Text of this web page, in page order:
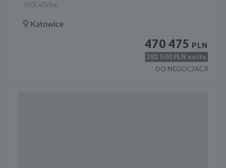
760i xDrive
Katowice
470 475 PLN
382 500 PLN netto
DO NEGOCJACJI